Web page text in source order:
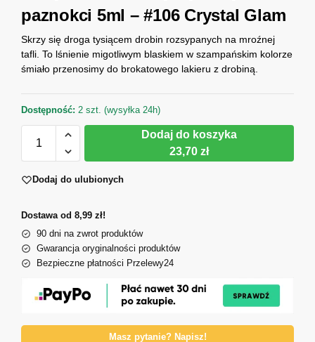
paznokci 5ml – #106 Crystal Glam
Skrzy się droga tysiącem drobin rozsypanych na mroźnej
tafli. To lśnienie migotliwym blaskiem w szampańskim kolorze
śmiało przenosimy do brokatowego lakieru z drobiną.
Dostępność: 2 szt. (wysyłka 24h)
Dodaj do koszyka
23,70 zł
Dodaj do ulubionych
Dostawa od 8,99 zł!
90 dni na zwrot produktów
Gwarancja oryginalności produktów
Bezpieczne płatności Przelewy24
Masz pytanie? Napisz!